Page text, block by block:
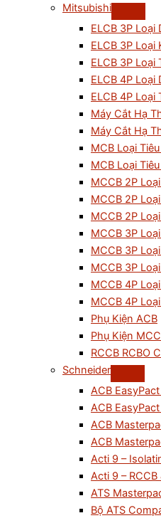
Mitsubishi
ELCB 3P Loại
ELCB 3P Loại
ELCB 3P Loại
ELCB 4P Loại
ELCB 4P Loại
Máy Cắt Hạ
Máy Cắt Hạ
MCB Loại
MCB Loại
MCCB 2P
MCCB 2P
MCCB 2P
MCCB 3P
MCCB 3P
MCCB 3P
MCCB 4P
MCCB 4P
Phụ Kiện ACB
Phụ Kiện
RCCB RCBO
Schneider
ACB
ACB
ACB
ACB
Acti 9 –
Acti 9 – RCCB
ATS
Bộ ATS